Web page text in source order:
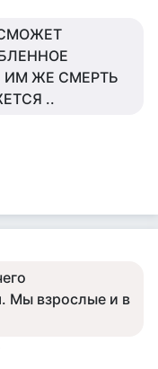
ИМ ЖЕ СМЕРТЬ
..
Мы взрослые и в